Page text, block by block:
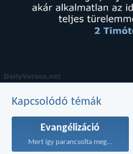
Kapcsolódó témák
Evangélizáció
Mert így parancsolta meg...